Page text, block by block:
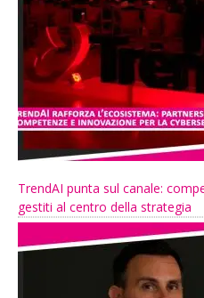
TrendAI punta sul canale:
gestiti al centro della strategia